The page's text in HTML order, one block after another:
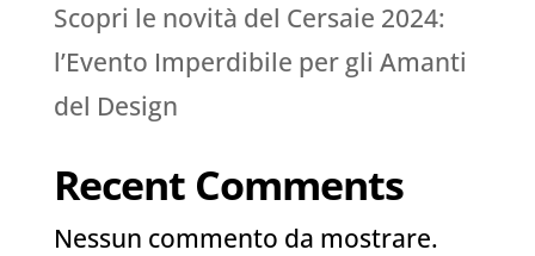
Scopri le novità del Cersaie 2024:
l’Evento Imperdibile per gli Amanti
del Design
Recent Comments
Nessun commento da mostrare.